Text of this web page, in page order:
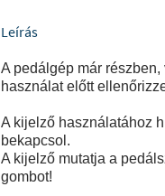
Leírás
A pedálgép már
használat előtt
A kijelző használatához
bekapcsol.
A kijelző mutatja a
gombot!